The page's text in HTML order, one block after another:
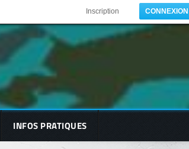
Inscription CONNEXION
INFOS PRATIQUES